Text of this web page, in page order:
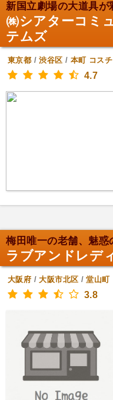
新国立劇場の大道具が
㈱シアターコミ
テムズ
東京都 /渋谷区 / 本町 コス
4.7
梅田唯一の老舗、魅惑
ラブアンドレデ
大阪府 /大阪市北区 /堂山町
3.8